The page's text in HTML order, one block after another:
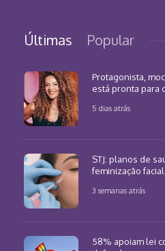
Últimas Popular
Protagonista,
está pronta para
5 dias atrás
STJ: planos de
feminização
3 semanas atrás
58% apoiam lei